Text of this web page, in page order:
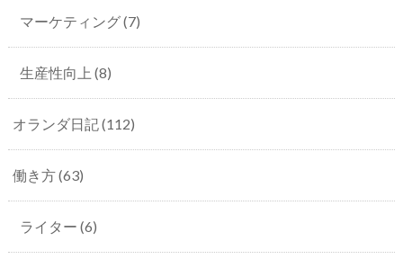
マーケティング(7)
生産性向上 (8)
オランダ日記(112)
働き方(63)
ライター (6)